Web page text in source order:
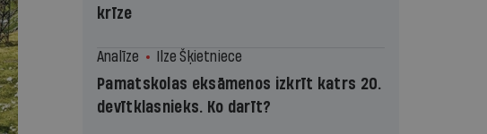
krīze
Analīze Ilze Šķietniece
Pamatskolas eksāmenos izkrīt katrs 20.
devītklasnieks. Ko darīt?